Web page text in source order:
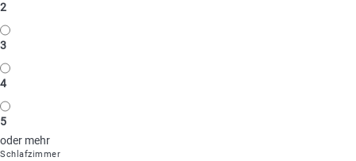
2
3
4
5
oder mehr
Schlafzimmer